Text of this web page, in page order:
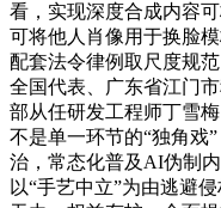
看，实现深度合成内容
可将他人肖像用于换脸
配套法令律例取尺度规
全国代表、广东省江门
部从任研发工程师丁雪
不是单一环节的“独角戏
治，常态化普及AI伪制
以“手艺中立”为由逃避